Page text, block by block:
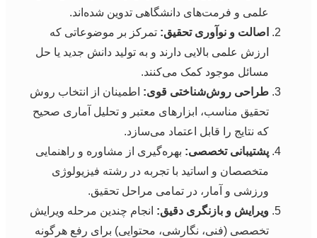
علمی و فرمت‌های دانشگاهی تدوین شده‌اند.
اصالت و نوآوری تحقیق: تمرکز بر موضوعاتی که
ارزش علمی بالایی دارند و به تولید دانش جدید یا حل
مسائل موجود کمک می‌کنند.
طراحی روش‌شناختی قوی: اطمینان از انتخاب روش
تحقیق مناسب، ابزارهای معتبر و تحلیل آماری صحیح
که نتایج را قابل اعتماد می‌سازد.
پشتیبانی تخصصی: بهره‌گیری از مشاوره و راهنمایی
متخصصان و اساتید با تجربه در رشته فیزیولوژی
ورزشی و آمار، در تمامی مراحل تحقیق.
ویرایش و بازنگری دقیق: انجام چندین مرحله ویرایش
تخصصی (فنی، نگارشی، محتوایی) برای رفع هرگونه